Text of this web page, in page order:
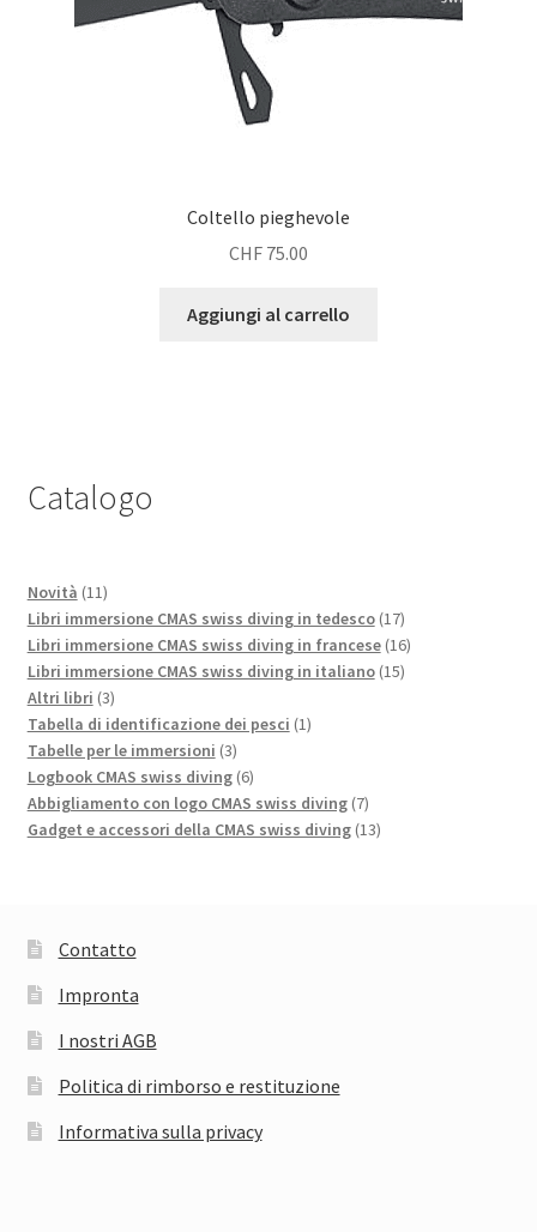
Coltello pieghevole
CHF 75.00
Aggiungi al carrello
Catalogo
Novità 1111
prodotti
Libri immersione CMAS swiss diving in tedesco 1717
prodotti
Libri immersione CMAS swiss diving in francese 1616
Libri immersione CMAS swiss diving in italiano 1515
Altri libri 33
prodotti
Tabella di identificazione dei pesci 11
Tabelle per le immersioni 33
prodotti
Logbook CMAS swiss diving 66
prodotti
Abbigliamento con logo CMAS swiss diving 77
prodotti
Gadget e accessori della CMAS swiss diving 1313
Contatto
Impronta
I nostri AGB
Politica di rimborso e restituzione
Informativa sulla privacy